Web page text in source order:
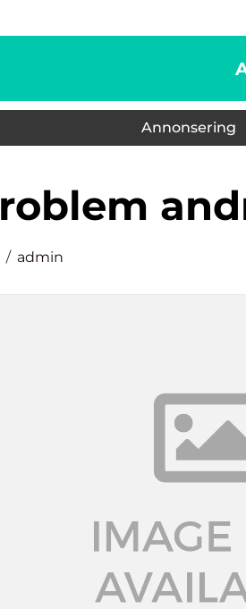
Annonsering
problem
admin